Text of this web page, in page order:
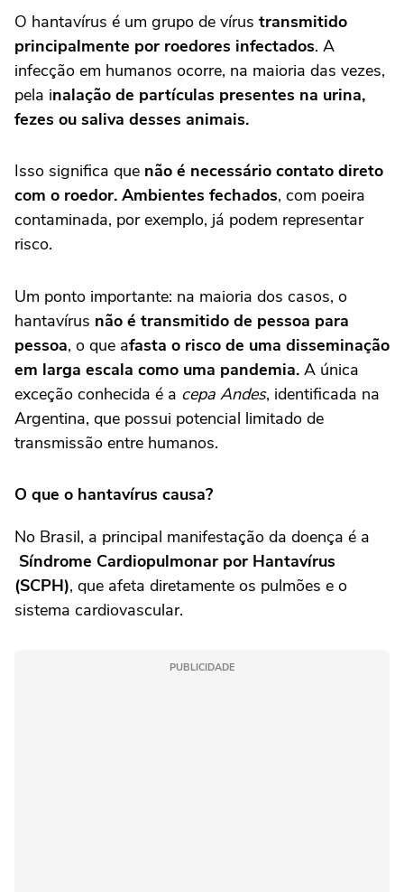
O hantavírus é um grupo de vírus transmitido
principalmente por roedores infectados. A
infecção em humanos ocorre, na maioria das vezes,
pela inalação de partículas presentes na urina,
fezes ou saliva desses animais.
Isso significa que não é necessário contato direto
com o roedor. Ambientes fechados, com poeira
contaminada, por exemplo, já podem representar
risco.
Um ponto importante: na maioria dos casos, o
hantavírus não é transmitido de pessoa para
pessoa, o que afasta o risco de uma disseminação
em larga escala como uma pandemia. A única
exceção conhecida é a cepa Andes, identificada na
Argentina, que possui potencial limitado de
transmissão entre humanos.
O que o hantavírus causa?
No Brasil, a principal manifestação da doença é a
Síndrome Cardiopulmonar por Hantavírus
(SCPH), que afeta diretamente os pulmões e o
sistema cardiovascular.
PUBLICIDADE